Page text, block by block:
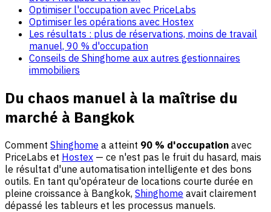
Optimiser l'occupation avec PriceLabs
Optimiser les opérations avec Hostex
Les résultats : plus de réservations, moins de travail
manuel, 90 % d'occupation
Conseils de Shinghome aux autres gestionnaires
immobiliers
Du chaos manuel à la maîtrise du
marché à Bangkok
Comment Shinghome a atteint 90 % d'occupation avec
PriceLabs et Hostex — ce n'est pas le fruit du hasard, mais
le résultat d'une automatisation intelligente et des bons
outils. En tant qu'opérateur de locations courte durée en
pleine croissance à Bangkok, Shinghome avait clairement
dépassé les tableurs et les processus manuels.